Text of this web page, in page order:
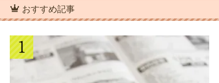
学生と独身者が安く引越しするなら赤
帽！料金と運べる荷物の量
引っ越し当日の天気が雨でも決行！延
引っ越しするときの固定電話の手続き方
法について
引越し後に引越会社とするやり取りは3
おすすめ記事